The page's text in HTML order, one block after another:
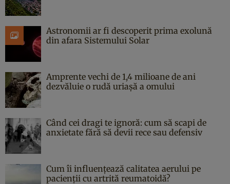
Astronomii ar fi descoperit prima exolună
din afara Sistemului Solar
Amprente vechi de 1,4 milioane de ani
dezvăluie o rudă uriașă a omului
Când cei dragi te ignoră: cum să scapi de
anxietate fără să devii rece sau defensiv
Cum îi influențează calitatea aerului pe
pacienții cu artrită reumatoidă?